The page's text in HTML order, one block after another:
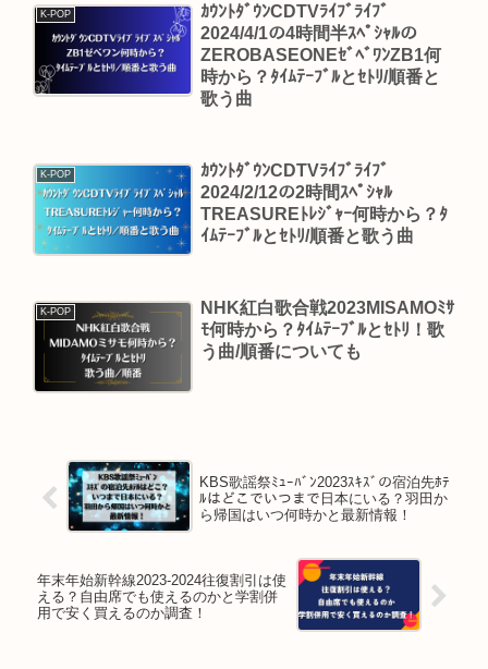
K-POP
ｶｳﾝﾄﾀﾞｳﾝCDTVﾗｲﾌﾞﾗｲﾌﾞ
2024/4/1の4時間半ｽﾍﾟｼｬﾙの
ZEROBASEONEｾﾞﾍﾞﾜﾝZB1何
時から？ﾀｲﾑﾃｰﾌﾞﾙとｾﾄﾘ/順番と
歌う曲
K-POP
ｶｳﾝﾄﾀﾞｳﾝCDTVﾗｲﾌﾞﾗｲﾌﾞ
2024/2/12の2時間ｽﾍﾟｼｬﾙ
TREASUREﾄﾚｼﾞｬｰ何時から？ﾀ
ｲﾑﾃｰﾌﾞﾙとｾﾄﾘ/順番と歌う曲
K-POP
NHK紅白歌合戦2023MISAMOﾐｻ
ﾓ何時から？ﾀｲﾑﾃｰﾌﾞﾙとｾﾄﾘ！歌
う曲/順番についても
KBS歌謡祭ﾐｭｰﾊﾞﾝ2023ｽｷｽﾞの宿泊先ﾎﾃ
ﾙはどこでいつまで日本にいる？羽田か
ら帰国はいつ何時かと最新情報！
年末年始新幹線2023-2024往復割引は使
える？自由席でも使えるのかと学割併
用で安く買えるのか調査！